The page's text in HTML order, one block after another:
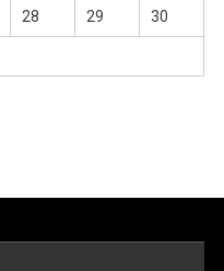
28 29 30